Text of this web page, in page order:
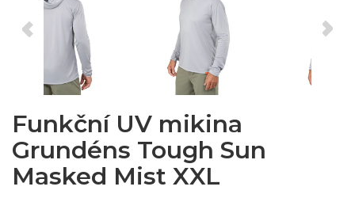
Funkční UV mikina
Grundéns Tough Sun
Masked Mist XXL